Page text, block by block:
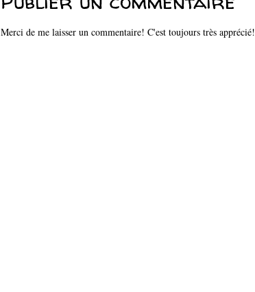
Merci de me laisser un commentaire! C'est toujours très apprécié!